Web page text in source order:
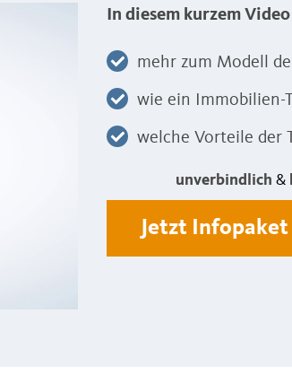
In diesem kurzem
mehr zum Modell
wie ein
welche Vorteile der
unverbindlich &
Jetzt